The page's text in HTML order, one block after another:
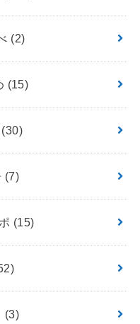
(2)
(15)
(30)
(7)
(15)
(3)